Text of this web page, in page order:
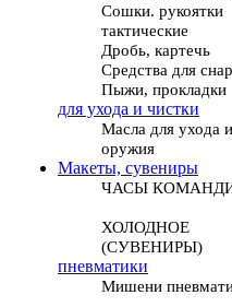
Сошки. рукоятки
тактические
Дробь, картечь
Средства для
Пыжи, прокладки
для ухода и чистки
Масла для ухода
оружия
Макеты, сувениры
ЧАСЫ
ХОЛОДНОЕ
(СУВЕНИРЫ)
пневматики
Мишени